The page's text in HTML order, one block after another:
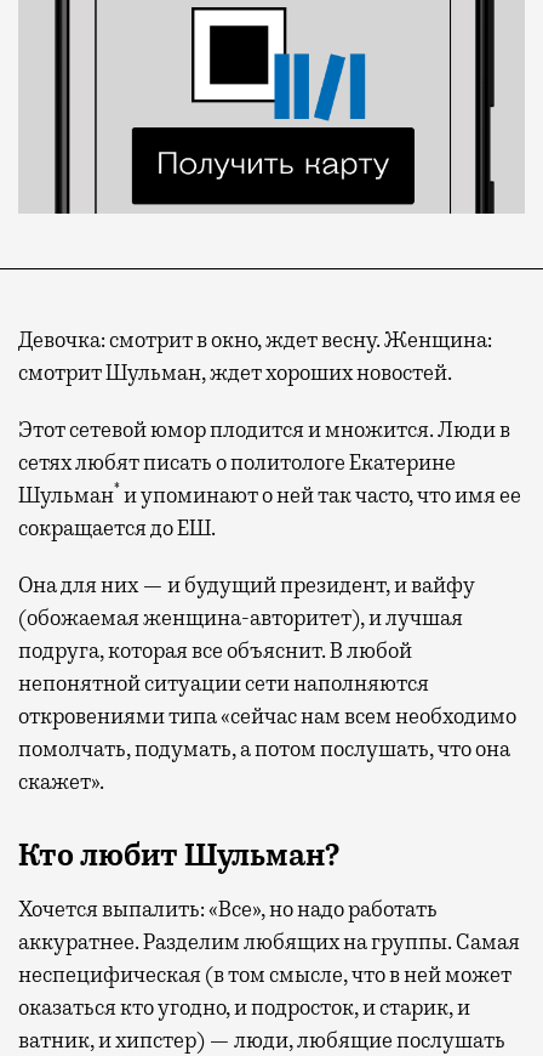
Девочка: смотрит в окно, ждет весну. Женщина:
смотрит Шульман, ждет хороших новостей.
Этот сетевой юмор плодится и множится. Люди в
сетях любят писать о политологе Екатерине
Шульман*и упоминают о ней так часто, что имя ее
сокращается до ЕШ.
Она для них — и будущий президент, и вайфу
(обожаемая женщина-авторитет), и лучшая
подруга, которая все объяснит. В любой
непонятной ситуации сети наполняются
откровениями типа «сейчас нам всем необходимо
помолчать, подумать, а потом послушать, что она
скажет».
Кто любит Шульман?
Хочется выпалить: «Все», но надо работать
аккуратнее. Разделим любящих на группы. Самая
неспецифическая (в том смысле, что в ней может
оказаться кто угодно, и подросток, и старик, и
ватник, и хипстер) — люди, любящие послушать